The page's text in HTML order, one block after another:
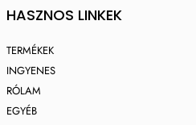
HASZNOS LINKEK
TERMÉKEK
INGYENES
RÓLAM
EGYÉB